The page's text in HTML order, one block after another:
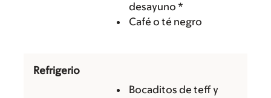
desayuno *
Café o té negro
Refrigerio
Bocaditos de teff y